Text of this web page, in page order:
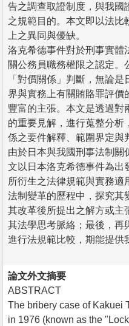
告之調查取證制度，與我國
之規範目的。本文即以法比
上之異同與優缺。
洛克希德事件對於刑事實體
關公務員職務權限之認定。
「對價關係」判斷，無論
界與實務上有關賄賂罪評價
豐富的主張。本文是透過對
的重要見解，進行蒐整分析
係之要件解釋、範圍界定與
由於日本與我國刑事法制關
文以日本洛克希德事件為出
所衍生之法律規範與實務
法制變革的歷程中，探究其
其改革後所提出之解方或主
其法學思考脈絡；最後，再
進行法規範比較，期能提供
論文外文摘要
ABSTRACT
The bribery case of Kakuei
in 1976 (known as the